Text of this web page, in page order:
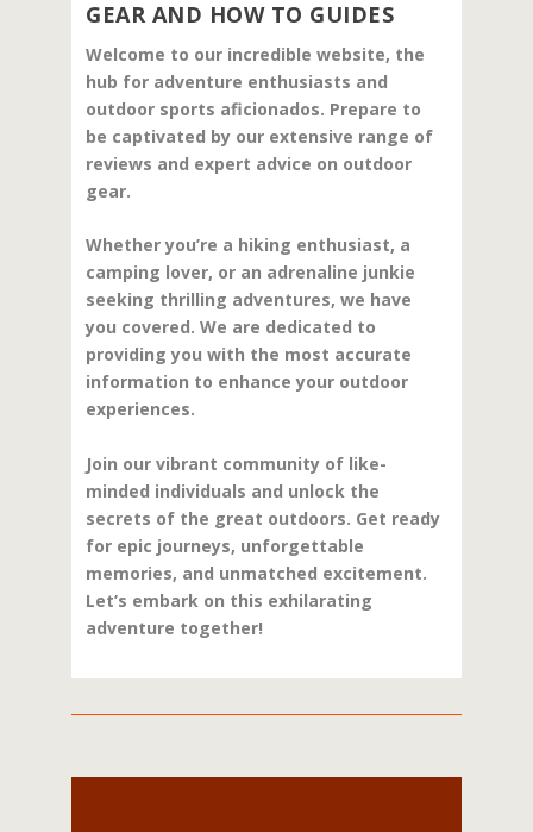
GEAR AND HOW TO GUIDES
Welcome to our incredible website, the
hub for adventure enthusiasts and
outdoor sports aficionados. Prepare to
be captivated by our extensive range of
reviews and expert advice on outdoor
gear.
Whether you’re a hiking enthusiast, a
camping lover, or an adrenaline junkie
seeking thrilling adventures, we have
you covered. We are dedicated to
providing you with the most accurate
information to enhance your outdoor
experiences.
Join our vibrant community of like-
minded individuals and unlock the
secrets of the great outdoors. Get ready
for epic journeys, unforgettable
memories, and unmatched excitement.
Let’s embark on this exhilarating
adventure together!